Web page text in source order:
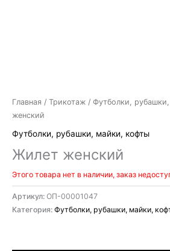
Главная / Трикотаж / Футболки,
женский
Футболки, рубашки, майки, кофты
Жилет женский
Этого товара нет в наличии, заказ
Артикул: ОП-00001047
Категория: Футболки, рубашки, майки,